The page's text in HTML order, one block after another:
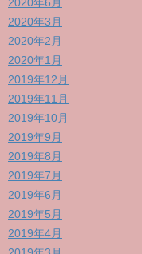
2020年3月
2020年2月
2020年1月
2019年12月
2019年11月
2019年10月
2019年9月
2019年8月
2019年7月
2019年6月
2019年5月
2019年4月